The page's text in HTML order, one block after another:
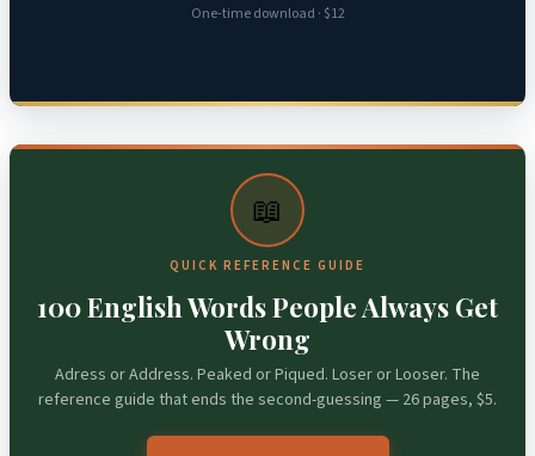
One-time download · $12
📖
QUICK REFERENCE GUIDE
100 English Words People Always Get
Wrong
Adress or Address. Peaked or Piqued. Loser or Looser. The
reference guide that ends the second-guessing — 26 pages, $5.